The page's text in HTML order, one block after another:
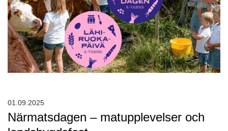
Närmatsdagen – matupplevelser och
01.09.2025